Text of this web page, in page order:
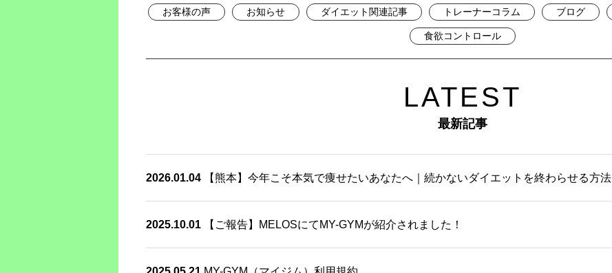
お客様の声 お知らせ ダイエット関連記事 トレーナーコラム ブログ
食欲コントロール
LATEST
最新記事
2026.01.04【熊本】今年こそ本気で痩せたいあなたへ｜続かないダイエットを終わらせる方法
2025.10.01【ご報告】MELOSにてMY-GYMが紹介されました！